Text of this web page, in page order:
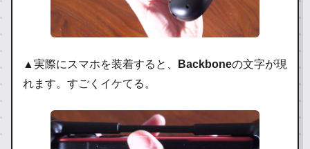
▲実際にスマホを装着すると、 Backboneの文字が現
れます。すごくイケてる。